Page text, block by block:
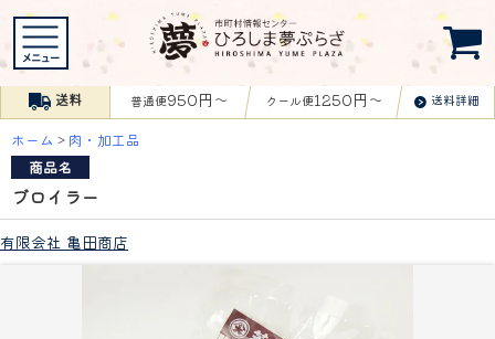
送料 普通便950円〜 クール便1250円〜 送料詳細
ホーム > 肉・加工品
商品名
ブロイラー
有限会社 亀田商店